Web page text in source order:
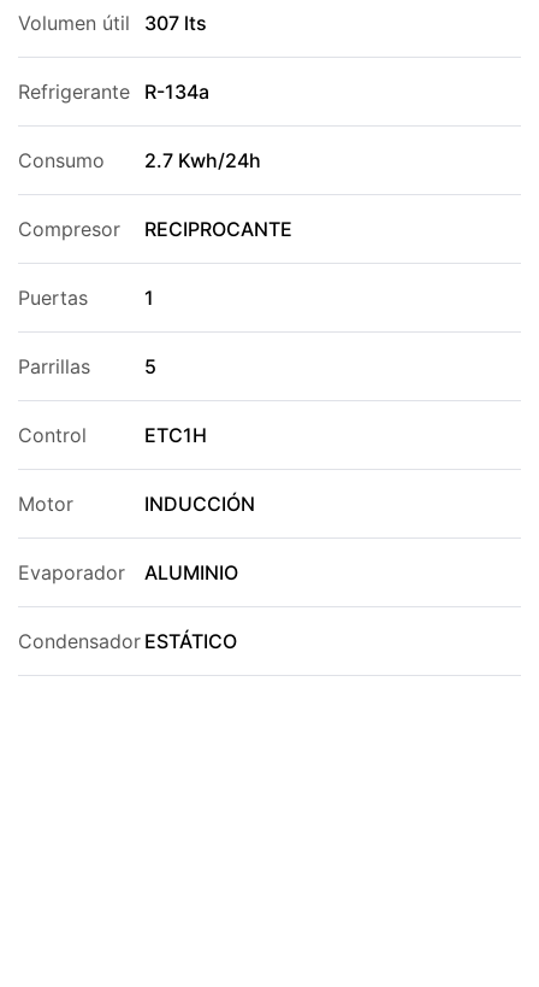
Volumen útil 307 lts
Refrigerante R-134a
Consumo 2.7 Kwh/24h
Compresor RECIPROCANTE
Puertas 1
Parrillas 5
Control ETC1H
Motor INDUCCIÓN
Evaporador ALUMINIO
Condensador ESTÁTICO